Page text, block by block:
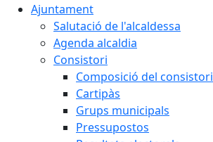
Ajuntament
Salutació de l'alcaldessa
Agenda alcaldia
Consistori
Composició del consistori
Cartipàs
Grups municipals
Pressupostos